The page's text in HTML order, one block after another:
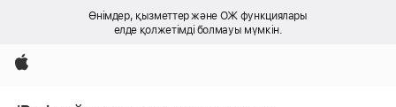
Өнімдер, қызметтер және ОЖ функциялары
елде қолжетімді болмауы мүмкін.
Apple